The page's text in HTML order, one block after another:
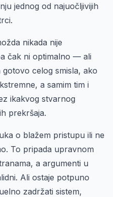
jednog od najuočljivijih
nikada nije
čak ni optimalno — ali
celog smisla, ako
a samim tim i
ikakvog stvarnog
prekršaja.
o blažem pristupu ili ne
To pripada upravnom
a argumenti u
Ali ostaje potpuno
zadržati sistem,